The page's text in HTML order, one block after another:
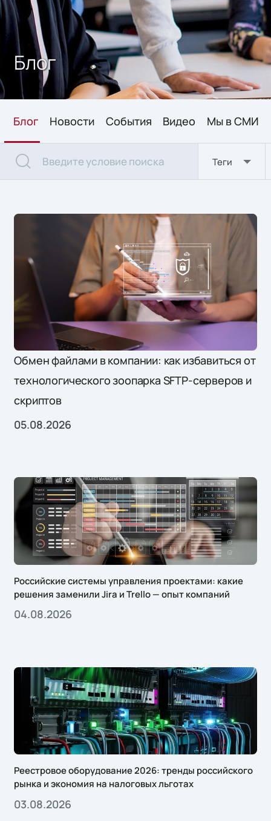
Блог
Блог Новости События Видео Мы в СМИ
Теги
soft
БПЛА
видеоконференцсвязь
импортозамещение
искусственный интеллект
кибербезопасность
лицензирование ПО
нейросети
облака
Облачные технологии
образование
практика Softline
Практика «Софтлайн Решений»
производство
разработка
СЭД
управление устройствами
цифровая трансформация
Обмен файлами в компании: как избавиться от
технологического зоопарка SFTP-серверов и
скриптов
05.08.2026
Российские системы управления проектами: какие
решения заменили Jira и Trello — опыт компаний
04.08.2026
Реестровое оборудование 2026: тренды российского
рынка и экономия на налоговых льготах
03.08.2026